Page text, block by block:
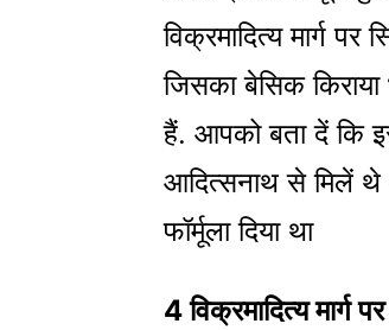
विक्रमादित्य मार्ग
जिसका बेसिक
हैं. आपको बता दें कि
आदित्सनाथ से मिलें
फॉर्मूला दिया था
4 विक्रमादित्य मार्ग